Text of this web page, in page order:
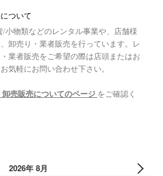
ついて
/小物類などのレンタル事業や、店舗様
卸売り・業者販売を行っています。レ
業者販売をご希望の際は店頭またはお
気軽にお問い合わせ下さい。
卸売販売についてのページ をご確認く
2026年 8月